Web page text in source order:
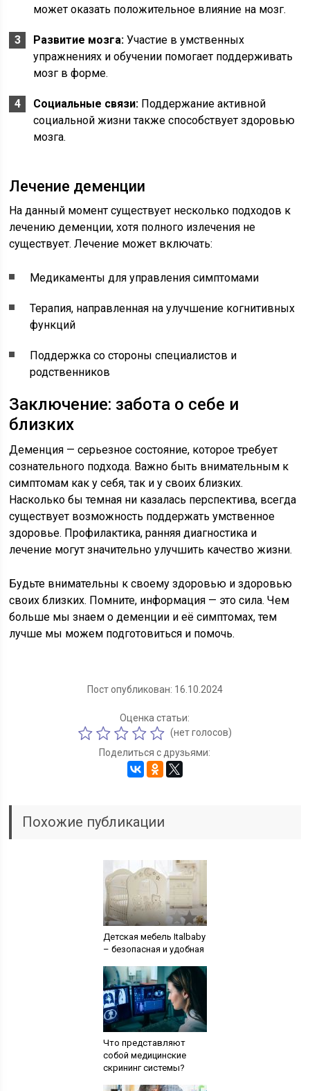
может оказать положительное влияние на мозг.
Развитие мозга: Участие в умственных
упражнениях и обучении помогает поддерживать
мозг в форме.
Социальные связи: Поддержание активной
социальной жизни также способствует здоровью
мозга.
Лечение деменции
На данный момент существует несколько подходов к
лечению деменции, хотя полного излечения не
существует. Лечение может включать:
Медикаменты для управления симптомами
Терапия, направленная на улучшение когнитивных
функций
Поддержка со стороны специалистов и
родственников
Заключение: забота о себе и
близких
Деменция — серьезное состояние, которое требует
сознательного подхода. Важно быть внимательным к
симптомам как у себя, так и у своих близких.
Насколько бы темная ни казалась перспектива, всегда
существует возможность поддержать умственное
здоровье. Профилактика, ранняя диагностика и
лечение могут значительно улучшить качество жизни.
Будьте внимательны к своему здоровью и здоровью
своих близких. Помните, информация — это сила. Чем
больше мы знаем о деменции и её симптомах, тем
лучше мы можем подготовиться и помочь.
Пост опубликован: 16.10.2024
Оценка статьи:
(нет голосов)
Поделиться с друзьями:
Похожие публикации
Детская мебель Italbaby
– безопасная и удобная
Что представляют
собой медицинские
скрининг системы?